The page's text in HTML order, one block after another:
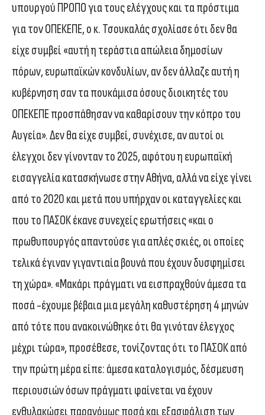
υπουργού ΠΡΟΠΟ για τους ελέγχους και τα πρόστιμα
για τον ΟΠΕΚΕΠΕ, ο κ. Τσουκαλάς σχολίασε ότι δεν θα
είχε συμβεί «αυτή η τεράστια απώλεια δημοσίων
πόρων, ευρωπαϊκών κονδυλίων, αν δεν άλλαζε αυτή η
κυβέρνηση σαν τα πουκάμισα όσους διοικητές του
ΟΠΕΚΕΠΕ προσπάθησαν να καθαρίσουν την κόπρο του
Αυγεία». Δεν θα είχε συμβεί, συνέχισε, αν αυτοί οι
έλεγχοι δεν γίνονταν το 2025, αφότου η ευρωπαϊκή
εισαγγελία κατασκήνωσε στην Αθήνα, αλλά να είχε γίνει
από το 2020 και μετά που υπήρχαν οι καταγγελίες και
που το ΠΑΣΟΚ έκανε συνεχείς ερωτήσεις «και ο
πρωθυπουργός απαντούσε για απλές σκιές, οι οποίες
τελικά έγιναν γιγαντιαία βουνά που έχουν δυσφημίσει
τη χώρα». «Μακάρι πράγματι να εισπραχθούν άμεσα τα
ποσά -έχουμε βέβαια μια μεγάλη καθυστέρηση 4 μηνών
από τότε που ανακοινώθηκε ότι θα γινόταν έλεγχος
μέχρι τώρα», προσέθεσε, τονίζοντας ότι το ΠΑΣΟΚ από
την πρώτη μέρα είπε: άμεσα καταλογισμός, δέσμευση
περιουσιών όσων πράγματι φαίνεται να έχουν
ενθυλακώσει παρανόμως ποσά και εξασφάλιση των